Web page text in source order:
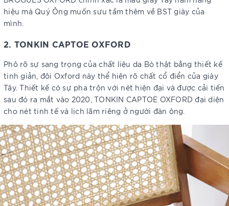
hiệu mà Quý Ông muốn sưu tầm thêm về BST giày của
mình.
2. TONKIN CAPTOE OXFORD
Phô rõ sự sang trọng của chất liệu da Bò thật bằng thiết kế
tinh giản, đôi Oxford này thể hiện rõ chất cổ điển của giày
Tây. Thiết kế có sự pha trộn với nét hiện đại và được cải tiến
sau đó ra mắt vào 2020, TONKIN CAPTOE OXFORD đại diện
cho nét tinh tế và lịch lãm riêng ở người đàn ông.